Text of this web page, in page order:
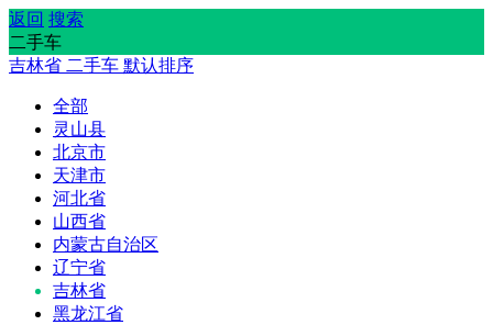
返回 搜索
二手车
吉林省 二手车 默认排序
全部
灵山县
北京市
天津市
河北省
山西省
内蒙古自治区
辽宁省
吉林省
黑龙江省